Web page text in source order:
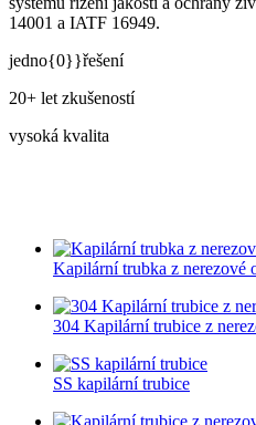
14001 a IATF 16949.
jedno{0}}řešení
20+ let zkušeností
vysoká kvalita
Kapilární trubka z nerezové
304 Kapilární trubice z
SS kapilární trubice